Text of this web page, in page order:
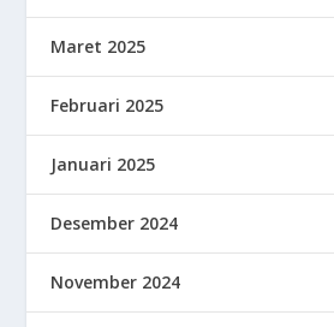
Maret 2025
Februari 2025
Januari 2025
Desember 2024
November 2024